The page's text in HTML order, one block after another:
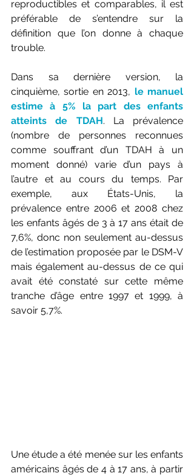
reproductibles et comparables, il est
préférable de s’entendre sur la
définition que l’on donne à chaque
trouble.
Dans sa dernière version, la
cinquième, sortie en 2013, le manuel
estime à 5% la part des enfants
atteints de TDAH. La prévalence
(nombre de personnes reconnues
comme souffrant d’un TDAH à un
moment donné) varie d’un pays à
l’autre et au cours du temps. Par
exemple, aux États-Unis, la
prévalence entre 2006 et 2008 chez
les enfants âgés de 3 à 17 ans était de
7,6%, donc non seulement au-dessus
de l’estimation proposée par le DSM-V
mais également au-dessus de ce qui
avait été constaté sur cette même
tranche d’âge entre 1997 et 1999, à
savoir 5,7%.
Une étude a été menée sur les enfants
américains âgés de 4 à 17 ans, à partir